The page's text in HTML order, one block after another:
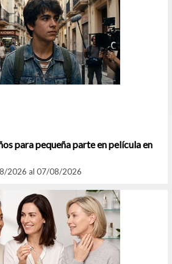
para pequeña parte en película en
2026 al 07/08/2026